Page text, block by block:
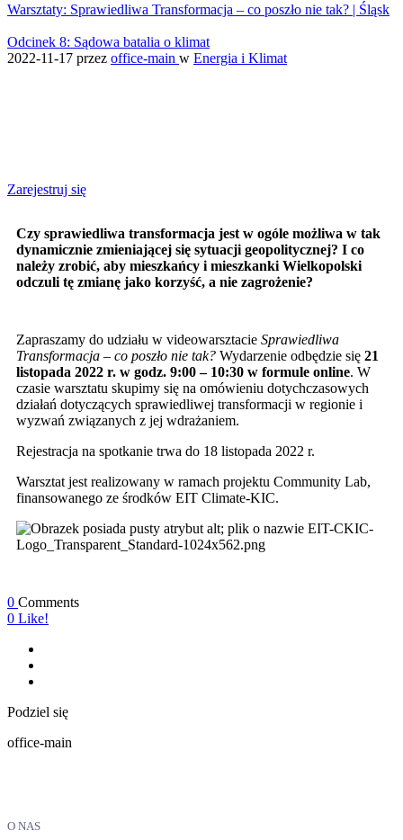
Warsztaty: Sprawiedliwa Transformacja – co poszło nie tak? | Śląsk
Odcinek 8: Sądowa batalia o klimat
2022-11-17 przez office-main w Energia i Klimat
Zarejestruj się
Czy sprawiedliwa transformacja jest w ogóle możliwa w tak
dynamicznie zmieniającej się sytuacji geopolitycznej? I co
należy zrobić, aby mieszkańcy i mieszkanki Wielkopolski
odczuli tę zmianę jako korzyść, a nie zagrożenie?
Zapraszamy do udziału w videowarsztacie Sprawiedliwa
Transformacja – co poszło nie tak? Wydarzenie odbędzie się 21
listopada 2022 r. w godz. 9:00 – 10:30 w formule online. W
czasie warsztatu skupimy się na omówieniu dotychczasowych
działań dotyczących sprawiedliwej transformacji w regionie i
wyzwań związanych z jej wdrażaniem.
Rejestracja na spotkanie trwa do 18 listopada 2022 r.
Warsztat jest realizowany w ramach projektu Community Lab,
finansowanego ze środków EIT Climate-KIC.
0 Comments
0 Like!
Podziel się
office-main
O NAS